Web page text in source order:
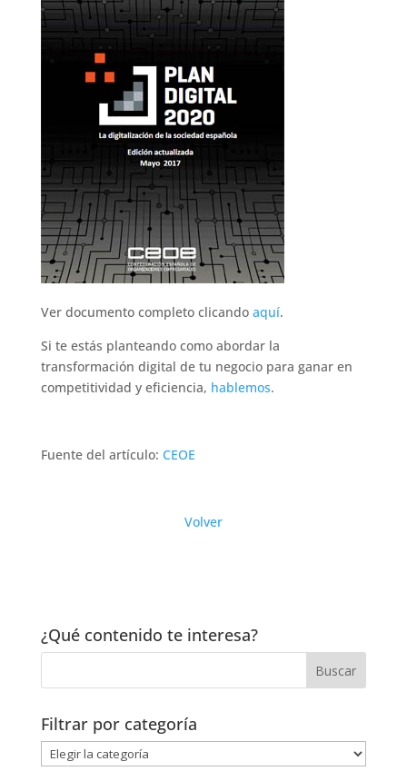
Ver documento completo clicando aquí.
Si te estás planteando como abordar la
transformación digital de tu negocio para ganar en
competitividad y eficiencia, hablemos.
Fuente del artículo: CEOE
Volver
¿Qué contenido te interesa?
Filtrar por categoría
Filtrar
por